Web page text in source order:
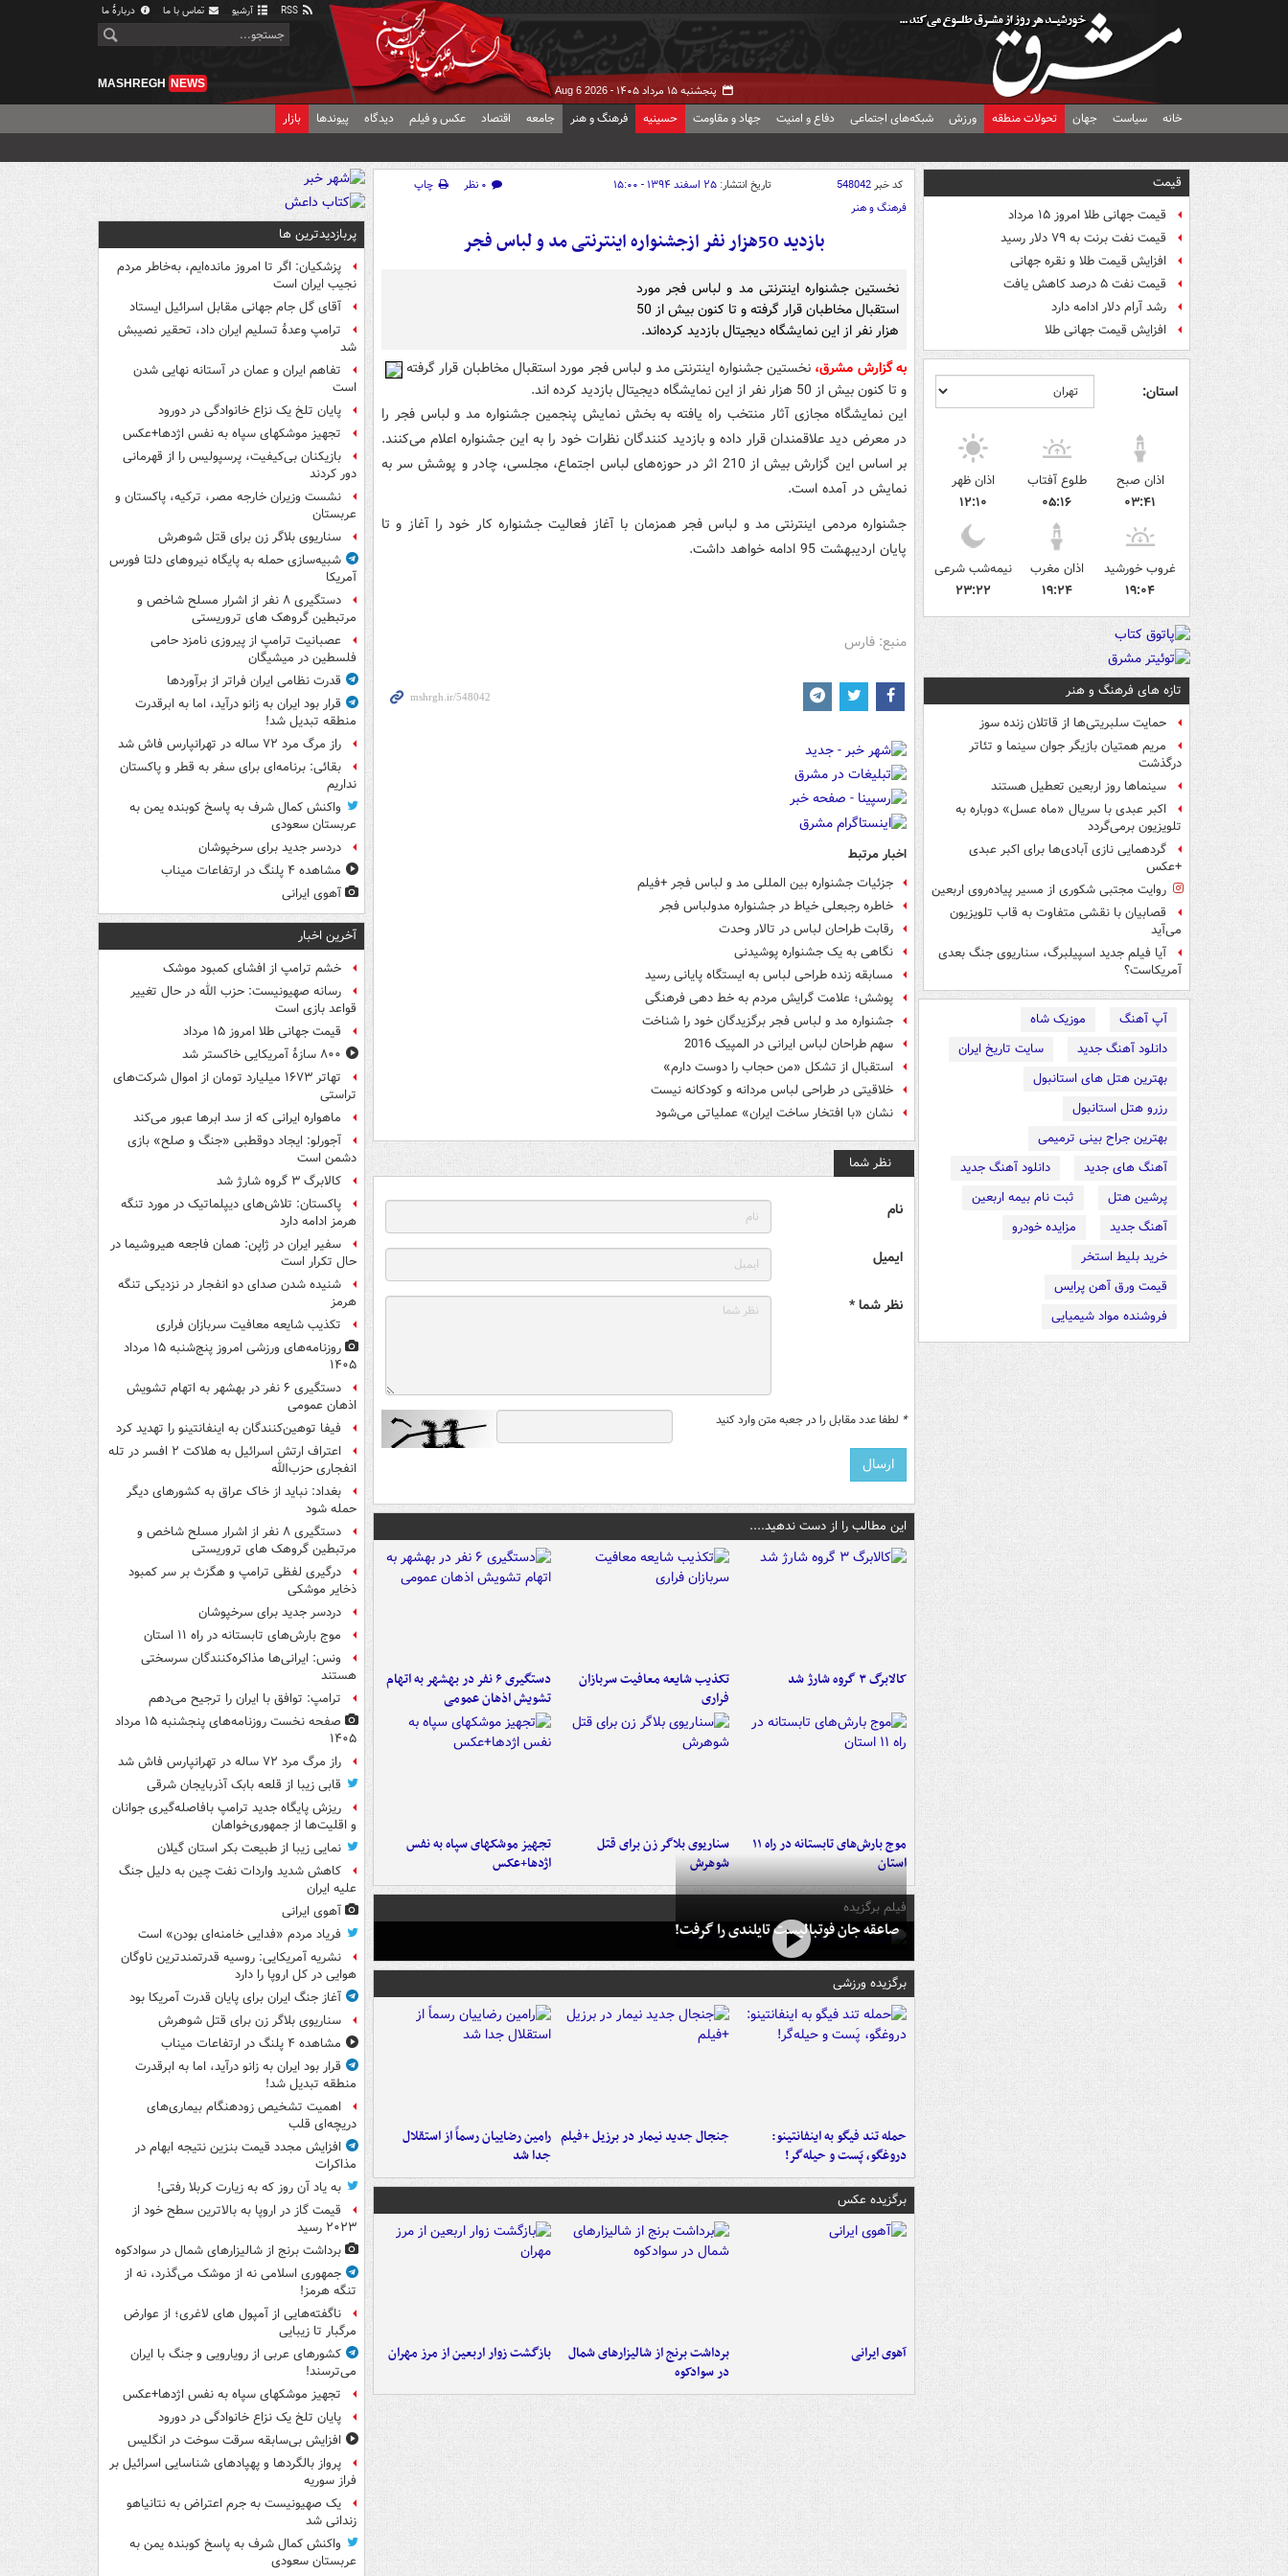
آرشیو تماس با ما دربارهٔ ما
پنجشنبه ۱۵ مرداد ۱۴۰۵ - Aug 6 2026
MASHREGH NEWS
خانه سیاست جهان تحولات منطقه ورزش شبکه‌های اجتماعی دفاع و امنیت جهاد و مقاومت حسینیه فرهنگ و هنر جامعه اقتصاد عکس و فیلم دیدگاه پیوندها بازار
قیمت
قیمت جهانی طلا امروز ۱۵ مرداد
قیمت نفت برنت به ۷۹ دلار رسید
افزایش قیمت طلا و نقره جهانی
قیمت نفت ۵ درصد کاهش یافت
رشد آرام دلار ادامه دارد
افزایش قیمت جهانی طلا
استان:
اذان صبح
۰۳:۴۱
طلوع آفتاب
۰۵:۱۶
اذان ظهر
۱۲:۱۰
غروب خورشید
۱۹:۰۴
اذان مغرب
۱۹:۲۴
نیمه‌شب شرعی
۲۳:۲۲
تازه های فرهنگ و هنر
حمایت سلبریتی‌ها از قاتلان زنده سوز
مریم همتیان بازیگر جوان سینما و تئاتر
درگذشت
سینماها روز اربعین تعطیل هستند
اکبر عبدی با سریال «ماه عسل» دوباره به
تلویزیون برمی‌گردد
گردهمایی نازی آبادی‌ها برای اکبر عبدی
+عکس
روایت مجتبی شکوری از مسیر پیاده‌روی اربعین
قصابیان با نقشی متفاوت به قاب تلویزیون
می‌آید
آیا فیلم جدید اسپیلبرگ، سناریوی جنگ بعدی
آمریکاست؟
آپ آهنگ
موزیک شاه
دانلود آهنگ جدید
سایت تاریخ ایران
بهترین هتل های استانبول
رزرو هتل استانبول
بهترین جراح بینی ترمیمی
آهنگ های جدید
دانلود آهنگ جدید
پرشین هتل
ثبت نام بیمه اربعین
آهنگ جدید
مزایده خودرو
خرید بلیط استخر
قیمت ورق آهن پرایس
فروشنده مواد شیمیایی
کد خبر548042 تاریخ انتشار: ۲۵ اسفند ۱۳۹۴ - ۱۵:۰۰ ۰ نظر
چاپ
فرهنگ و هنر
بازدید 50هزار نفر ازجشنواره اینترنتی مد و‌ لباس فجر
نخستین جشنواره اینترنتی مد و لباس فجر مورد
استقبال مخاطبان قرار گرفته و تا کنون بیش از 50
هزار نفر از این نمایشگاه دیجیتال بازدید کرده‌اند.
به گزارش مشرق،نخستین جشنواره اینترنتی مد و لباس فجر مورد استقبال مخاطبان قرار گرفته
و تا کنون بیش از 50 هزار نفر از این نمایشگاه دیجیتال بازدید کرده اند.
این نمایشگاه مجازی آثار منتخب راه یافته به بخش نمایش پنجمین جشنواره مد و لباس فجر را
در معرض دید علاقمندان قرار داده و بازدید کنندگان نظرات خود را به این جشنواره اعلام می‌کنند.
بر اساس این گزارش بیش از 210 اثر در حوزه‌های لباس اجتماع، مجلسی، چادر و پوشش سر به
نمایش در آمده است.
جشنواره مردمی اینترنتی مد و لباس فجر همزمان با آغاز فعالیت جشنواره کار خود را آغاز و تا
پایان اردیبهشت 95 ادامه خواهد داشت.
منبع: فارس
اخبار مرتبط
جزئیات جشنواره بین المللی مد و لباس فجر +فیلم
خاطره رجبعلی خیاط در جشنواره مدولباس فجر
رقابت طراحان لباس در تالار وحدت
نگاهی به یک جشنواره پوشیدنی
مسابقه زنده طراحی لباس به ایستگاه پایانی رسید
پوشش؛ علامت گرایش مردم به خط‌ دهی فرهنگی
جشنواره مد و لباس فجر برگزیدگان خود را شناخت
سهم طراحان لباس ایرانی در المپیک 2016
استقبال از تشکل «من حجاب را دوست دارم»
خلاقیتی در طراحی لباس مردانه و کودکانه نیست
نشان «با افتخار ساخت ایران» عملیاتی می‌شود
نظر شما
نام
ایمیل
نظر شما *
* لطفا عدد مقابل را در جعبه متن وارد کنید
این مطالب را از دست ندهید....
کالابرگ ۳ گروه شارژ شد
تکذیب شایعه معافیت سربازان
فراری
دستگیری ۶ نفر در بهشهر به اتهام
تشویش اذهان عمومی
موج بارش‌های تابستانه در راه ۱۱
استان
سناریوی بلاگر زن برای قتل
شوهرش
تجهیز موشکهای سپاه به نفس
اژدها+عکس
فیلم برگزیده
صاعقه جان فوتبالیست تایلندی را گرفت!
برگزیده ورزشی
حمله تند فیگو به اینفانتینو:
دروغگو، پَست‌ و حیله‌گر!
جنجال جدید نیمار در برزیل +فیلم رامین رضاییان رسماً از استقلال
جدا شد
برگزیده عکس
آهوی ایرانی
برداشت برنج از شالیزارهای شمال
در سوادکوه
بازگشت زوار اربعین از مرز مهران
پربازدیدترین ها
پزشکیان: اگر تا امروز مانده‌ایم، به‌خاطر مردم
نجیب ایران است
آقای گل جام جهانی مقابل اسرائیل ایستاد
ترامپ وعدۀ تسلیم ایران داد، تحقیر نصیبش
شد
تفاهم ایران و عمان در آستانه نهایی شدن
است
پایان تلخ یک نزاع خانوادگی در دورود
تجهیز موشکهای سپاه به نفس اژدها+عکس
بازیکنان بی‌کیفیت، پرسپولیس را از قهرمانی
دور کردند
نشست وزیران خارجه مصر، ترکیه، پاکستان و
عربستان
سناریوی بلاگر زن برای قتل شوهرش
شبیه‌سازی حمله به پایگاه نیروهای دلتا فورس
آمریکا
دستگیری ۸ نفر از اشرار مسلح شاخص و
مرتبطین گروهک های تروریستی
عصبانیت ترامپ از پیروزی نامزد حامی
فلسطین در میشیگان
قدرت نظامی ایران فراتر از برآوردها
قرار بود ایران به زانو درآید، اما به ابرقدرت
منطقه تبدیل شد!
راز مرگ مرد ۷۲ ساله در تهرانپارس فاش شد
بقائی: برنامه‌ای برای سفر به قطر و پاکستان
نداریم
واکنش کمال شرف به پاسخ کوبنده یمن به
عربستان سعودی
دردسر جدید برای سرخپوشان
مشاهده ۴ پلنگ در ارتفاعات میناب
آهوی ایرانی
آخرین اخبار
خشم ترامپ از افشای کمبود موشک
رسانه صهیونیست: حزب الله در حال تغییر
قواعد بازی است
قیمت جهانی طلا امروز ۱۵ مرداد
۸۰۰ سازۀ آمریکایی خاکستر شد
تهاتر ۱۶۷۳ میلیارد تومان از اموال شرکت‌های
تراستی
ماهواره ایرانی که از سد ابرها عبور می‌کند
آجورلو: ایجاد دوقطبی «جنگ و صلح‌» بازی
دشمن است
کالابرگ ۳ گروه شارژ شد
پاکستان: تلاش‌های دیپلماتیک در مورد تنگه
هرمز ادامه دارد
سفیر ایران در ژاپن: همان فاجعه هیروشیما در
حال تکرار است
شنیده شدن صدای دو انفجار در نزدیکی تنگه
هرمز
تکذیب شایعه معافیت سربازان فراری
روزنامه‌های ورزشی امروز پنج‌شنبه ۱۵ مرداد
۱۴۰۵
دستگیری ۶ نفر در بهشهر به اتهام تشویش
اذهان عمومی
فیفا توهین‌کنندگان به اینفانتینو را تهدید کرد
اعتراف ارتش اسرائیل به هلاکت ۲ افسر در تله
انفجاری حزب‌الله
بغداد: نباید از خاک عراق به کشورهای دیگر
حمله شود
دستگیری ۸ نفر از اشرار مسلح شاخص و
مرتبطین گروهک های تروریستی
درگیری لفظی ترامپ و هگزث بر سر کمبود
ذخایر موشکی
دردسر جدید برای سرخپوشان
موج بارش‌های تابستانه در راه ۱۱ استان
ونس: ایرانی‌ها مذاکره‌کنندگان سرسختی
هستند
ترامپ: توافق با ایران را ترجیح می‌دهم
صفحه نخست روزنامه‌های پنجشنبه ۱۵ مرداد
۱۴۰۵
راز مرگ مرد ۷۲ ساله در تهرانپارس فاش شد
قابی زیبا از قلعه بابک آذربایجان شرقی
ریزش پایگاه جدید ترامپ بافاصله‌گیری جوانان
و اقلیت‌ها از جمهوری‌خواهان
نمایی زیبا از طبیعت بکر استان گیلان
کاهش شدید واردات نفت چین به دلیل جنگ
علیه ایران
آهوی ایرانی
فریاد مردم «فدایی خامنه‌ای بودن» است
نشریه آمریکایی: روسیه قدرتمندترین ناوگان
هوایی در کل اروپا را دارد
آغاز جنگ ایران برای پایان قدرت آمریکا بود
سناریوی بلاگر زن برای قتل شوهرش
مشاهده ۴ پلنگ در ارتفاعات میناب
قرار بود ایران به زانو درآید، اما به ابرقدرت
منطقه تبدیل شد!
اهمیت تشخیص زودهنگام بیماری‌های
دریچه‌ای قلب
افزایش مجدد قیمت بنزین نتیجه ابهام در
مذاکرات
به یاد آن روز که به زیارت کربلا رفتی!
قیمت گاز در اروپا به بالاترین سطح خود از
۲۰۲۳ رسید
برداشت برنج از شالیزارهای شمال در سوادکوه
جمهوری اسلامی نه از موشک می‌گذرد، نه از
تنگه هرمز!
ناگفته‌هایی از آمپول های لاغری؛ از عوارض
مرگبار تا زیبایی
کشورهای عربی از رویارویی و جنگ با ایران
می‌ترسند!
تجهیز موشکهای سپاه به نفس اژدها+عکس
پایان تلخ یک نزاع خانوادگی در دورود
افزایش بی‌سابقه سرقت سوخت در انگلیس
پرواز بالگردها و پهپادهای شناسایی اسرائیل بر
فراز سوریه
یک صهیونیست به جرم اعتراض به نتانیاهو
زندانی شد
واکنش کمال شرف به پاسخ کوبنده یمن به
عربستان سعودی